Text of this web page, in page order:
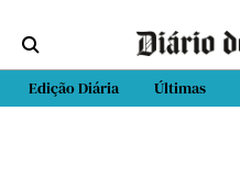
Edição Diária Últimas